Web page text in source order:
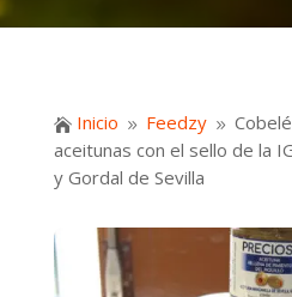
 Inicio 9 Feedzy 9
aceitunas con el sello de la
y Gordal de Sevilla